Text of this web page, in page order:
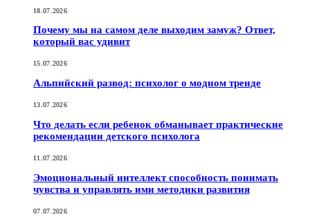
18.07.2026
Почему мы на самом деле выходим замуж? Ответ,
который вас удивит
15.07.2026
Альпийский развод: психолог о модном тренде
13.07.2026
Что делать если ребенок обманывает практические
рекомендации детского психолога
11.07.2026
Эмоциональный интеллект способность понимать
чувства и управлять ими методики развития
07.07.2026